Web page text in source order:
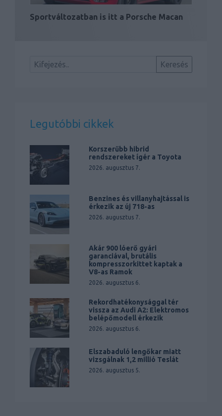
Sportváltozatban is itt a Porsche Macan
Legutóbbi cikkek
Korszerűbb hibrid
rendszereket ígér a Toyota
2026. augusztus 7.
Benzines és villanyhajtással is
érkezik az új 718-as
2026. augusztus 7.
Akár 900 lóerő gyári
garanciával, brutális
kompresszorkittet kaptak a
V8-as Ramok
2026. augusztus 6.
Rekordhatékonysággal tér
vissza az Audi A2: Elektromos
belépőmodell érkezik
2026. augusztus 6.
Elszabaduló lengőkar miatt
vizsgálnak 1,2 millió Teslát
2026. augusztus 5.